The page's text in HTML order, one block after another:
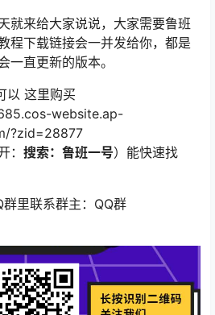
就来给大家说说，大家需要鲁班
程下载链接会一并发给你，都是
一直更新的版本。
以 这里购买
website.ap-
?zid=28877
： 搜索：鲁班一号）能快速找
里联系群主：QQ群